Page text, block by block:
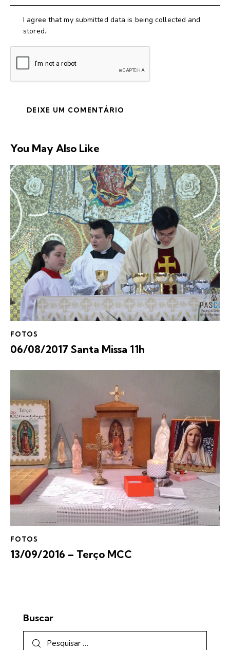
I agree that my submitted data is being collected and
stored.
You May Also Like
FOTOS
06/08/2017 Santa Missa 11h
FOTOS
13/09/2016 – Terço MCC
Buscar